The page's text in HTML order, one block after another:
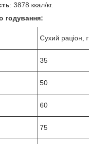
: 3878 ккал/кг.
годування:
Сухий раціон, г
35
50
60
75